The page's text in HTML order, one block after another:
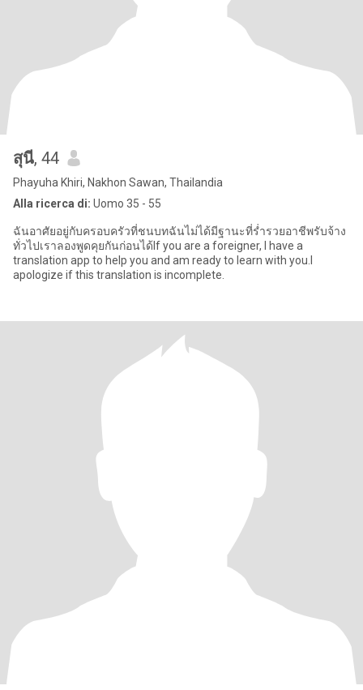
สุนี, 44
Phayuha Khiri, Nakhon Sawan, Thailandia
Alla ricerca di: Uomo 35 - 55
ฉันอาศัยอยู่กับครอบครัวที่ชนบทฉันไม่ได้มีฐานะที่ร่ำรวยอาชีพรับจ้าง
ทั่วไปเราลองพูดคุยกันก่อนได้If you are a foreigner, I have a
translation app to help you and am ready to learn with you.I
apologize if this translation is incomplete.